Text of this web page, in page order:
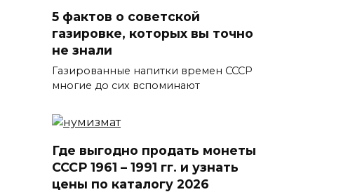
5 фактов о советской
газировке, которых вы точно
не знали
Газированные напитки времен СССР
многие до сих вспоминают
Где выгодно продать монеты
СССР 1961 – 1991 гг. и узнать
цены по каталогу 2026